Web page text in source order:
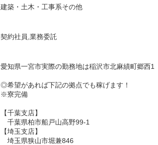
建築・土木・工事系その他
契約社員,業務委託
愛知県一宮市実際の勤務地は稲沢市北麻績町郷西1
◎希望があれば下記の拠点でも稼げます！
※寮完備
【千葉支店】
千葉県柏市船戸山高野99-1
【埼玉支店】
埼玉県狭山市堀兼846